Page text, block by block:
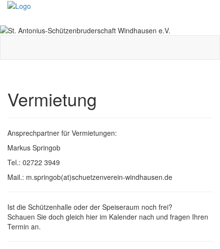
Vermietung
Ansprechpartner für Vermietungen:
Markus Springob
Tel.: 02722 3949
Mail.: m.springob(at)schuetzenverein-windhausen.de
Ist die Schützenhalle oder der Speiseraum noch frei?
Schauen Sie doch gleich hier im Kalender nach und fragen Ihren
Termin an.